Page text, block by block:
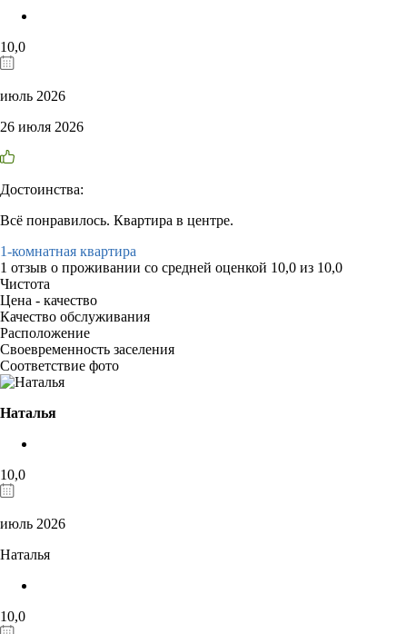
10,0
июль 2026
26 июля 2026
Достоинства:
Всё понравилось. Квартира в центре.
1-комнатная квартира
1 отзыв о проживании со средней оценкой 10,0 из 10,0
Чистота
Цена - качество
Качество обслуживания
Расположение
Своевременность заселения
Соответствие фото
Наталья
10,0
июль 2026
Наталья
10,0